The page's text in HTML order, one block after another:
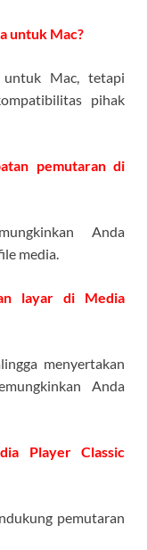
untuk Mac?
untuk Mac, tetapi
pihak
pemutaran di
Anda
media.
layar di Media
menyertakan
Anda
Player Classic
pemutaran